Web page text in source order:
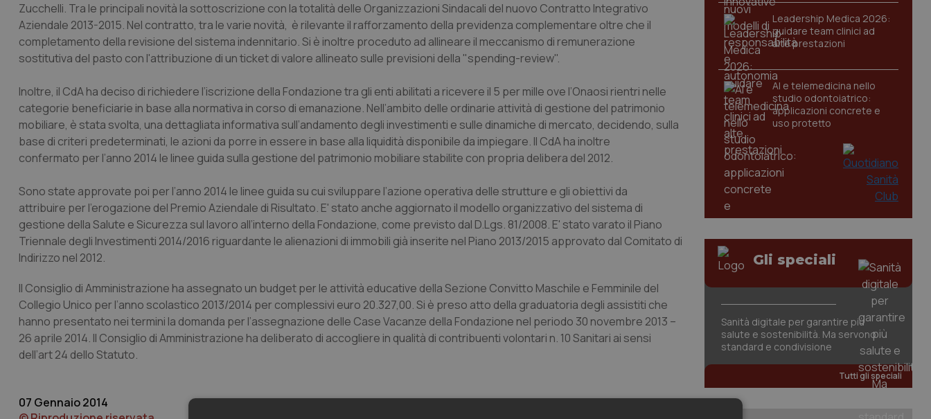
Zucchelli. Tra le principali novità la sottoscrizione con la totalità delle Organizzazioni Sindacali del nuovo Contratto Integrativo
Aziendale 2013-2015. Nel contratto, tra le varie novità, è rilevante il rafforzamento della previdenza complementare oltre che il
completamento della revisione del sistema indennitario. Si è inoltre proceduto ad allineare il meccanismo di remunerazione
sostitutiva del pasto con l'attribuzione di un ticket di valore allineato sulle previsioni della "spending-review".
Inoltre, il CdA ha deciso di richiedere l’iscrizione della Fondazione tra gli enti abilitati a ricevere il 5 per mille ove l’Onaosi rientri nelle
categorie beneficiarie in base alla normativa in corso di emanazione. Nell’ambito delle ordinarie attività di gestione del patrimonio
mobiliare, è stata svolta, una dettagliata informativa sull’andamento degli investimenti e sulle dinamiche di mercato, decidendo, sulla
base di criteri predeterminati, le azioni da porre in essere in base alla liquidità disponibile da impiegare. Il CdA ha inoltre
confermato per l’anno 2014 le linee guida sulla gestione del patrimonio mobiliare stabilite con propria delibera del 2012.
Sono state approvate poi per l’anno 2014 le linee guida su cui sviluppare l’azione operativa delle strutture e gli obiettivi da
attribuire per l’erogazione del Premio Aziendale di Risultato. E' stato anche aggiornato il modello organizzativo del sistema di
gestione della Salute e Sicurezza sul lavoro all’interno della Fondazione, come previsto dal D.Lgs. 81/2008. E' stato varato il Piano
Triennale degli Investimenti 2014/2016 riguardante le alienazioni di immobili già inserite nel Piano 2013/2015 approvato dal Comitato di
Indirizzo nel 2012.
Il Consiglio di Amministrazione ha assegnato un budget per le attività educative della Sezione Convitto Maschile e Femminile del
Collegio Unico per l’anno scolastico 2013/2014 per complessivi euro 20.327,00. Si è preso atto della graduatoria degli assistiti che
hanno presentato nei termini la domanda per l’assegnazione delle Case Vacanze della Fondazione nel periodo 30 novembre 2013 –
26 aprile 2014. Il Consiglio di Amministrazione ha deliberato di accogliere in qualità di contribuenti volontari n. 10 Sanitari ai sensi
dell’art 24 dello Statuto.
07 Gennaio 2014
Leadership Medica 2026:
guidare team clinici ad
alte prestazioni
AI e telemedicina nello
studio odontoiatrico:
applicazioni concrete e
uso protetto
Gli speciali
Sanità digitale per garantire più
salute e sostenibilità. Ma servono
standard e condivisione
Tutti gli speciali